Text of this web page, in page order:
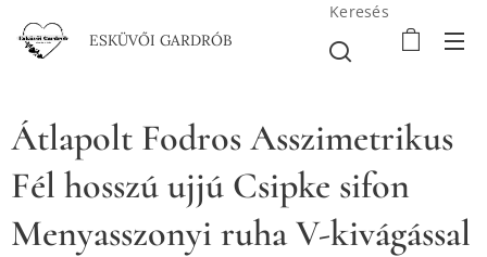
ESKÜVŐI GARDRÓB
Keresés
Átlapolt Fodros Asszimetrikus
Fél hosszú ujjú Csipke sifon
Menyasszonyi ruha V-kivágással